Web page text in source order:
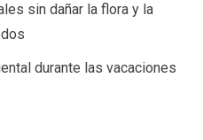
sin dañar la flora y la
durante las vacaciones